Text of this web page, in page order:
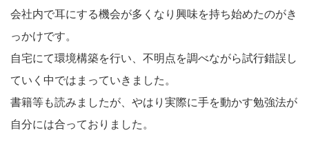
会社内で耳にする機会が多くなり興味を持ち始めたのがき
っかけです。
自宅にて環境構築を行い、不明点を調べながら試行錯誤し
ていく中ではまっていきました。
書籍等も読みましたが、やはり実際に手を動かす勉強法が
自分には合っておりました。